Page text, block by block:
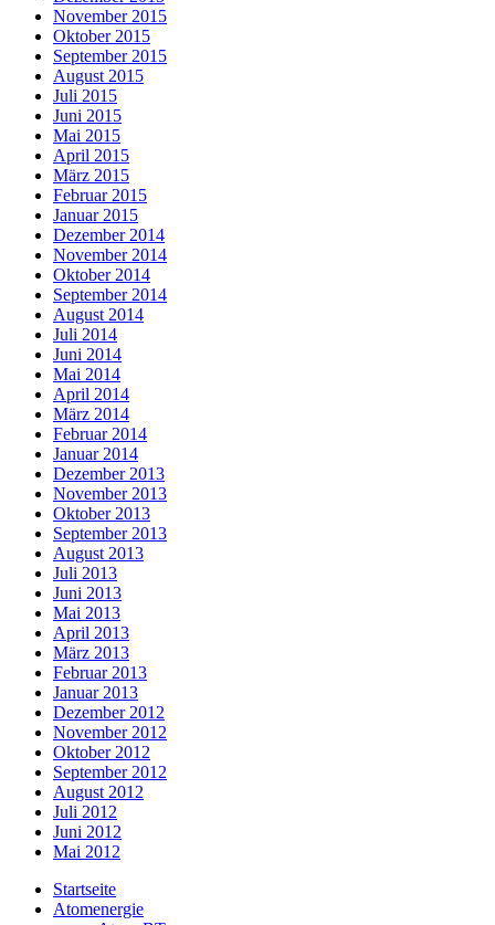
November 2015
Oktober 2015
September 2015
August 2015
Juli 2015
Juni 2015
Mai 2015
April 2015
März 2015
Februar 2015
Januar 2015
Dezember 2014
November 2014
Oktober 2014
September 2014
August 2014
Juli 2014
Juni 2014
Mai 2014
April 2014
März 2014
Februar 2014
Januar 2014
Dezember 2013
November 2013
Oktober 2013
September 2013
August 2013
Juli 2013
Juni 2013
Mai 2013
April 2013
März 2013
Februar 2013
Januar 2013
Dezember 2012
November 2012
Oktober 2012
September 2012
August 2012
Juli 2012
Juni 2012
Mai 2012
Startseite
Atomenergie